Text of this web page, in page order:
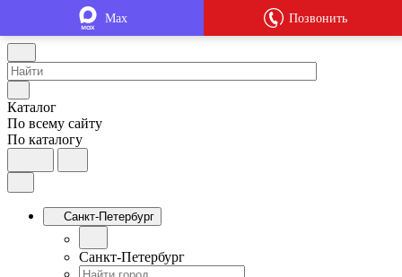
Каталог
По всему сайту
По каталогу
Санкт-Петербург
Санкт-Петербург
Max Позвонить